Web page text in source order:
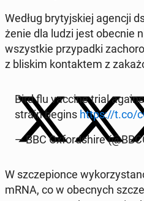
Według bry­tyj­skiej agencji
że­nie dla ludzi jest obecnie
wszyst­kie przy­pad­ki
z bliskim kon­tak­tem z
Bird flu vaccine trial
strain begins https://t.co/
— BBC Oxford­shi­re
W szcze­pion­ce
mRNA, co w obec­nych